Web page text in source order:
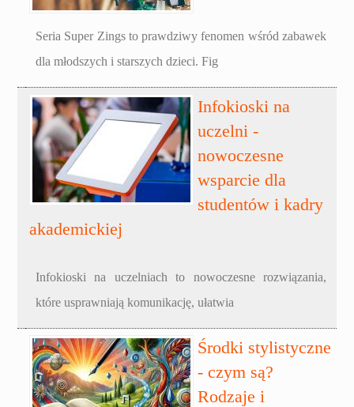
Seria Super Zings to prawdziwy fenomen wśród zabawek
dla młodszych i starszych dzieci. Fig
Infokioski na
uczelni -
nowoczesne
wsparcie dla
studentów i kadry
akademickiej
Infokioski na uczelniach to nowoczesne rozwiązania,
które usprawniają komunikację, ułatwia
Środki stylistyczne
- czym są?
Rodzaje i